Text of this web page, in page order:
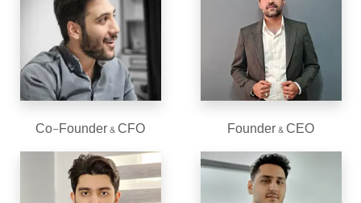
Founder & CEO
Co-Founder & CFO